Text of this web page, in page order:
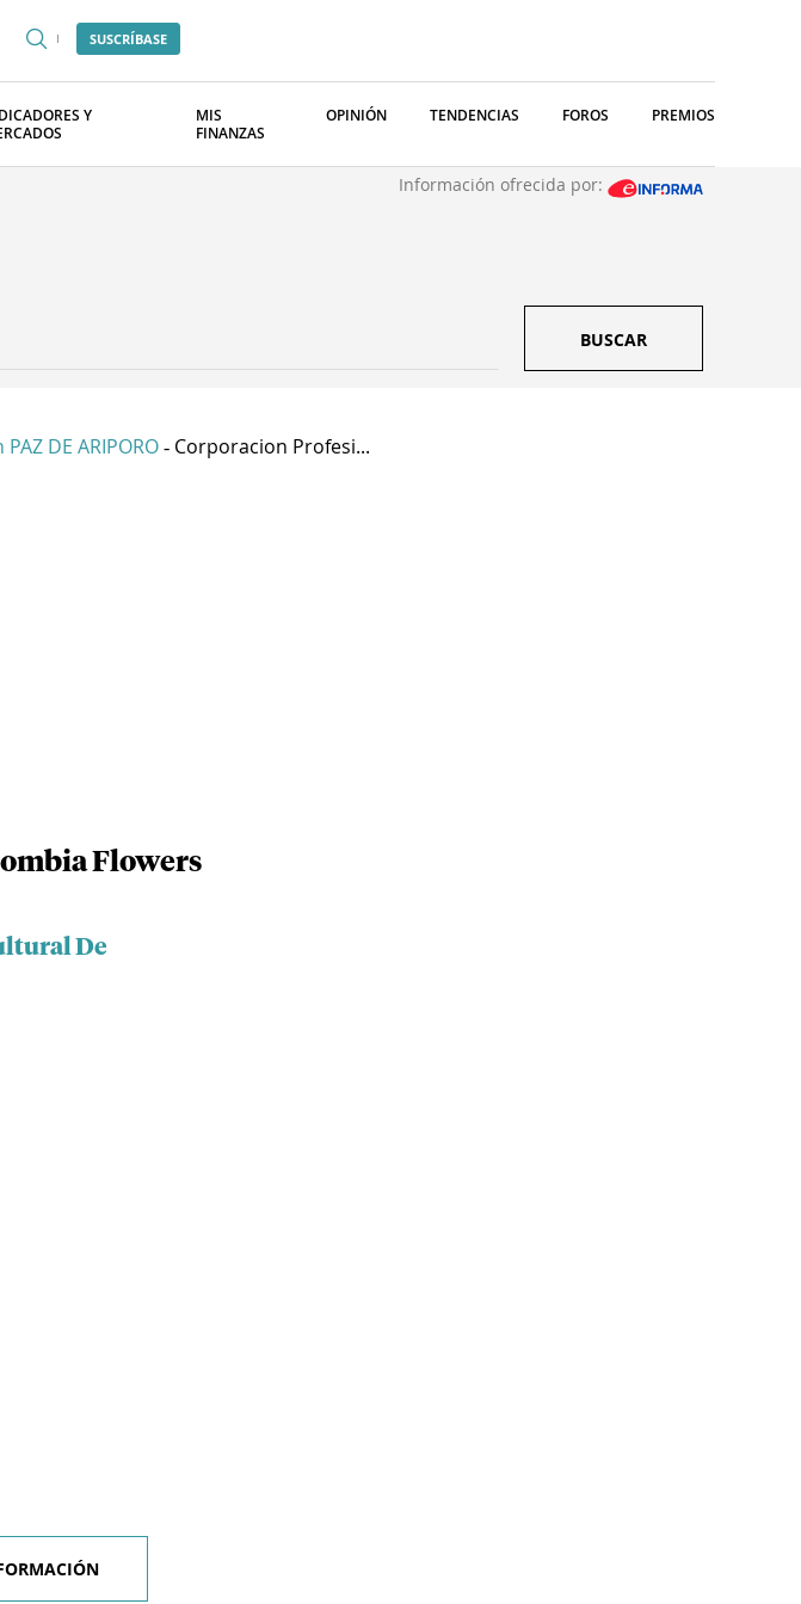
SUSCRÍBASE
Y
MIS
FINANZAS
OPINIÓN TENDENCIAS FOROS PREMIOS
Información ofrecida por:
BUSCAR
DE ARIPORO - Corporacion Profesi...
Flowers
De